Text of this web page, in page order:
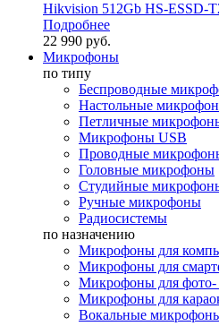
Hikvision 512Gb HS-ESSD-
Подробнее
22 990 руб.
Микрофоны
по типу
Беспроводные
Настольные
Петличные
Микрофоны USB
Проводные
Головные микрофоны
Студийные
Ручные микрофоны
Радиосистемы
по назначению
Микрофоны для
Микрофоны для
Микрофоны для фото-
Микрофоны для
Вокальные